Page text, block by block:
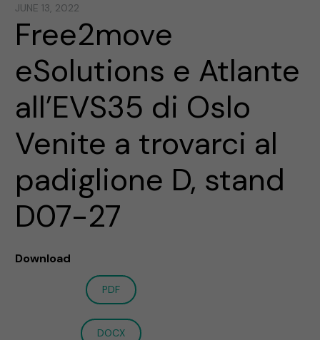
JUNE 13, 2022
Free2move
eSolutions e Atlante
all’EVS35 di Oslo
Venite a trovarci al
padiglione D, stand
D07-27
Download
PDF
DOCX